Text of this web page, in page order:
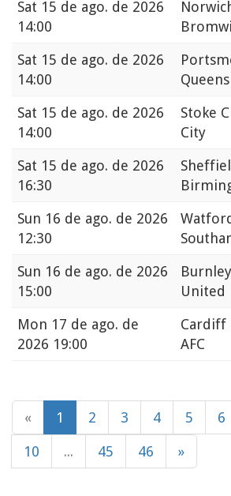
Sat 15 de ago. de 2026
14:00
Sat 15 de ago. de 2026
14:00
Sat 15 de ago. de 2026
14:00
Stoke
City
Sat 15 de ago. de 2026
16:30
Sun 16 de ago. de 2026
12:30
Sun 16 de ago. de 2026
15:00
United
Mon 17 de ago. de
2026 19:00
Cardiff
AFC
« 1 2 3 4 5 6
10 ... 45 46 »